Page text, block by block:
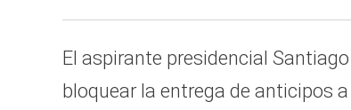
El aspirante presidencial
bloquear la entrega de anticipos